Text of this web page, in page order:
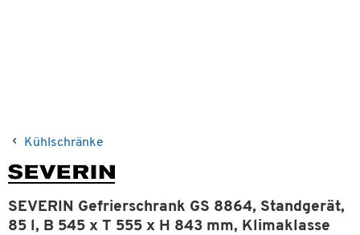
Kühlschränke
SEVERIN Gefrierschrank GS 8864, Standgerät,
85 l, B 545 x T 555 x H 843 mm, Klimaklasse